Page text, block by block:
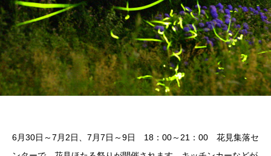
6月30日～7月2日、7月7日～9日 18：00～21：00 花見集落セ